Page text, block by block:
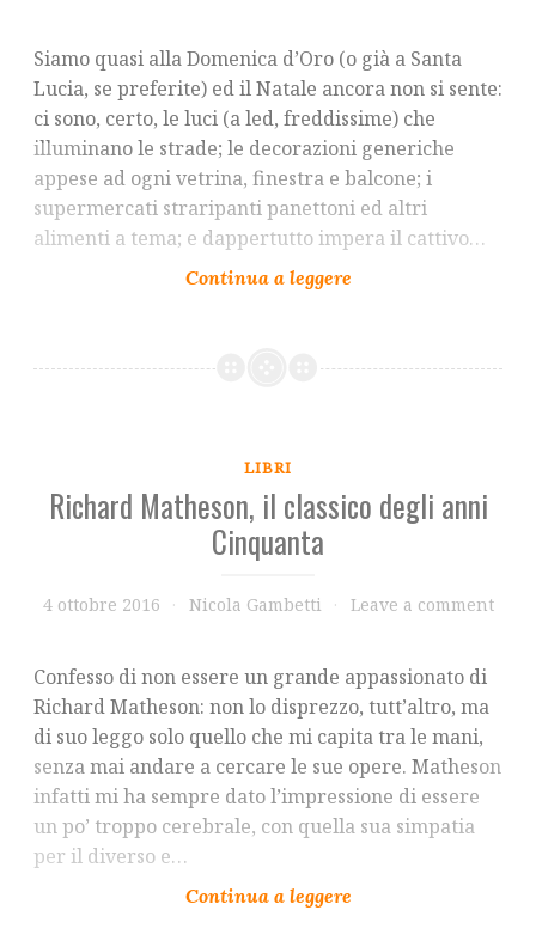
Siamo quasi alla Domenica d’Oro (o già a Santa
Lucia, se preferite) ed il Natale ancora non si sente:
ci sono, certo, le luci (a led, freddissime) che
illuminano le strade; le decorazioni generiche
appese ad ogni vetrina, finestra e balcone; i
supermercati straripanti panettoni ed altri
alimenti a tema; e dappertutto impera il cattivo…
LIBRI
Richard Matheson, il classico degli anni
Cinquanta
4 ottobre 2016 Nicola Gambetti Leave a comment
Confesso di non essere un grande appassionato di
Richard Matheson: non lo disprezzo, tutt’altro, ma
di suo leggo solo quello che mi capita tra le mani,
senza mai andare a cercare le sue opere. Matheson
infatti mi ha sempre dato l’impressione di essere
un po’ troppo cerebrale, con quella sua simpatia
per il diverso e…